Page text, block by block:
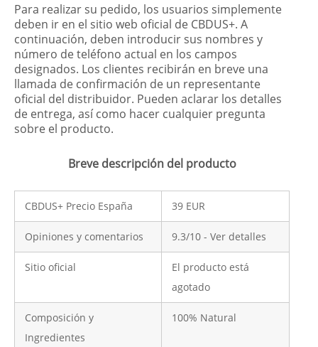
Para realizar su pedido, los usuarios simplemente
deben ir en el sitio web oficial de CBDUS+. A
continuación, deben introducir sus nombres y
número de teléfono actual en los campos
designados. Los clientes recibirán en breve una
llamada de confirmación de un representante
oficial del distribuidor. Pueden aclarar los detalles
de entrega, así como hacer cualquier pregunta
sobre el producto.
Breve descripción del producto
CBDUS+ Precio España 39 EUR
Opiniones y comentarios 9.3/10 - Ver detalles
Sitio oficial
El producto está
agotado
Composición y
Ingredientes
100% Natural